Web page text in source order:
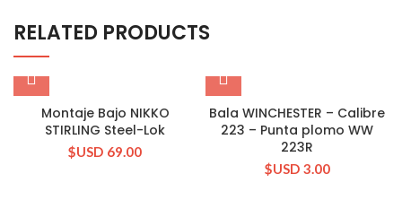
RELATED PRODUCTS
Montaje Bajo NIKKO
STIRLING Steel-Lok
$USD 69.00
Bala WINCHESTER – Calibre
223 – Punta plomo WW
223R
$USD 3.00